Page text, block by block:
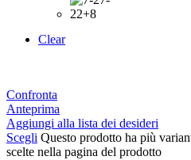
Clear
Confronta
Anteprima
Aggiungi alla lista dei desideri
Scegli Questo prodotto ha più
scelte nella pagina del prodotto